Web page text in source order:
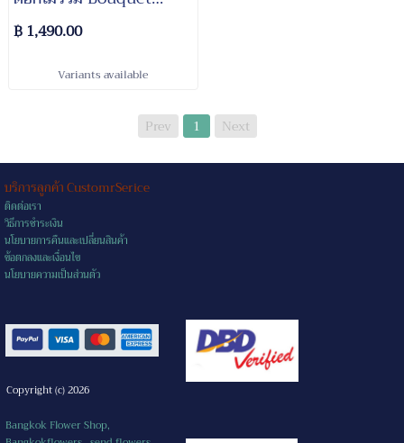
Mixed Flowers
฿ 1,490.00
Variants available
Prev 1 Next
บริการลูกค้า CustomrSerice
ติดต่อเรา
วิธีการชำระเงิน
นโยบายการคืนและเปลี่ยนสินค้า
ข้อตกลงและเงื่อนไข
นโยบายความเป็นส่วนตัว
Copyright (c) 2026
Bangkok Flower Shop,